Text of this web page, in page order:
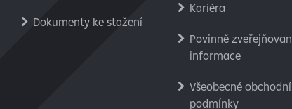
Dokumenty ke stažení
Kariéra
Povinně
informace
Všeobecné obchodní
podmínky